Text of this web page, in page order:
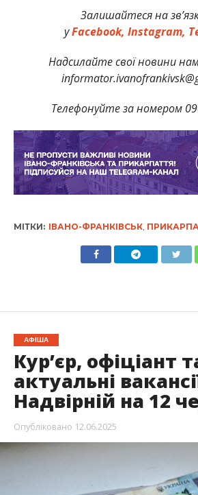
Залишайтеся на
уFacebook, Instagram,
Надсилайте свої новини
Телефонуйте за номером
МІТКИ: ІВАНО-ФРАНКІВСЬК,
АФІША
Кур’єр, офіціант
актуальні
Надвірній на 12
Опубліковано 12.06.2025